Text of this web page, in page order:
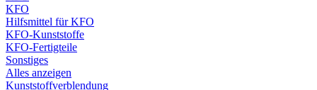
KFO
Hilfsmittel für KFO
KFO-Kunststoffe
KFO-Fertigteile
Sonstiges
Alles anzeigen
Kunststoffverblendung